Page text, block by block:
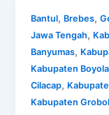
Bantul, Brebes,
Jawa Tengah,
Banyumas,
Kabupaten
Cilacap,
Kabupaten